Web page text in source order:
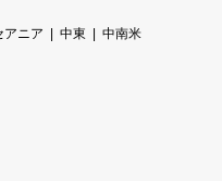
アニア 中東
中南米